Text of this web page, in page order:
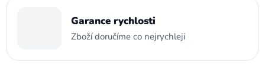
Garance rychlosti
Zboží doručíme co nejrychleji